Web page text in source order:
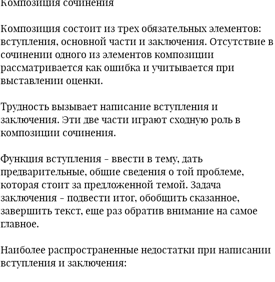
Композиция состоит из трех обязательных элементов:
вступления, основной части и заключения. Отсутствие в
сочинении одного из элементов композиции
рассматривается как ошибка и учитывается при
выставлении оценки.
Трудность вызывает написание вступления и
заключения. Эти две части играют сходную роль в
композиции сочинения.
Функция вступления - ввести в тему, дать
предварительные, общие сведения о той проблеме,
которая стоит за предложенной темой. Задача
заключения - подвести итог, обобщить сказанное,
завершить текст, еще раз обратив внимание на самое
главное.
Наиболее распространенные недостатки при написании
вступления и заключения: